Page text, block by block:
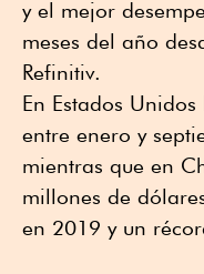
y el mejor
meses del año
Refinitiv.
En Estados
entre enero y
mientras que en
millones de
en 2019 y un